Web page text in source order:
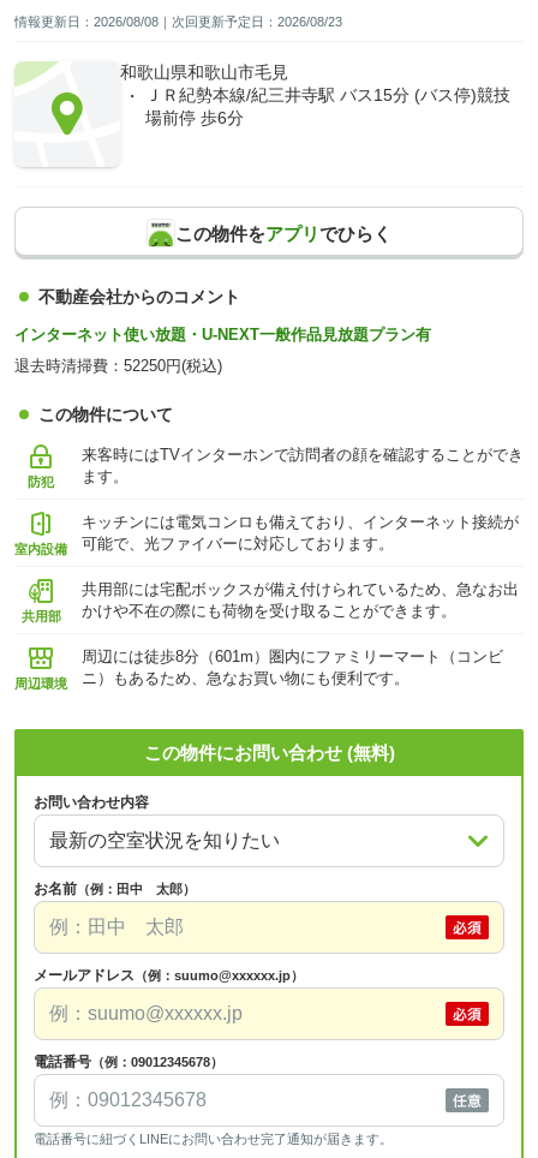
情報更新日：2026/08/08｜次回更新予定日：2026/08/23
和歌山県和歌山市毛見
ＪＲ紀勢本線/紀三井寺駅 バス15分 (バス停)競技
場前停 歩6分
この物件をアプリでひらく
不動産会社からのコメント
インターネット使い放題・U-NEXT一般作品見放題プラン有
退去時清掃費：52250円(税込)
この物件について
防犯
来客時にはTVインターホンで訪問者の顔を確認することができ
ます。
室内設備
キッチンには電気コンロも備えており、インターネット接続が
可能で、光ファイバーに対応しております。
共用部
共用部には宅配ボックスが備え付けられているため、急なお出
かけや不在の際にも荷物を受け取ることができます。
周辺環境
周辺には徒歩8分（601m）圏内にファミリーマート（コンビ
ニ）もあるため、急なお買い物にも便利です。
この物件にお問い合わせ (無料)
お問い合わせ内容
お名前 （例：田中 太郎）
メールアドレス （例：suumo@xxxxxx.jp）
電話番号 （例：09012345678）
電話番号に紐づくLINEにお問い合わせ完了通知が届きます。